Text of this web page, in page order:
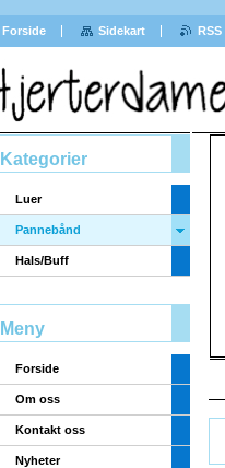
Kategorier
Luer
Pannebånd
Hals/Buff
Meny
Forside
Om oss
Kontakt oss
Nyheter
Forside Sidekart RSS